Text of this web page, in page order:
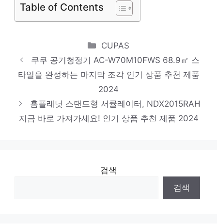
천 제품 2024
AS09M10S
품절 위기! 빠르게 잡아라! 인기 상품 추천 제
품 2024
삼성전자 컬러 레이저 복합기, SL-C563W
스타일을 완성하는 마지막 조각 인기 상품 추
놀라운 당신을 위한 최고의 선택 인기 상품
Table of Contents
Categories
CUPAS
쿠쿠 공기청정기 AC-W70M10FWS 68.9㎡ 스
타일을 완성하는 마지막 조각 인기 상품 추천 제품
2024
홈플래닛 스탠드형 서큘레이터, NDX2015RAH
지금 바로 가져가세요! 인기 상품 추천 제품 2024
검색
검색